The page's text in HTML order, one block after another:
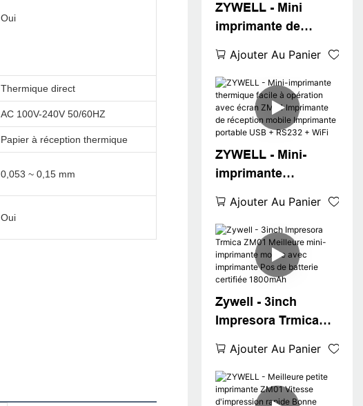
ZYWELL - Mini
imprimante de
ZM01 avec écran de
fonctionnement
facile Affichage
portable Mini Mobile
WiFi Imprimante
USB + RS232 + WiFi
Ajouter Au Panier
ZYWELL - Mini-
imprimante
opération avec
écran ZM01
Imprimante de
réception mobile
Imprimante portable
USB + RS232 + WiFi
Ajouter Au Panier
Zywell - 3inch
Impresora Trmica
imprimante mobile
avec imprimante
Pos de batterie
Ajouter Au Panier
Oui
Thermique direct
AC 100V-240V 50/60HZ
Papier à réception thermique
0,053 ~ 0,15 mm
Oui